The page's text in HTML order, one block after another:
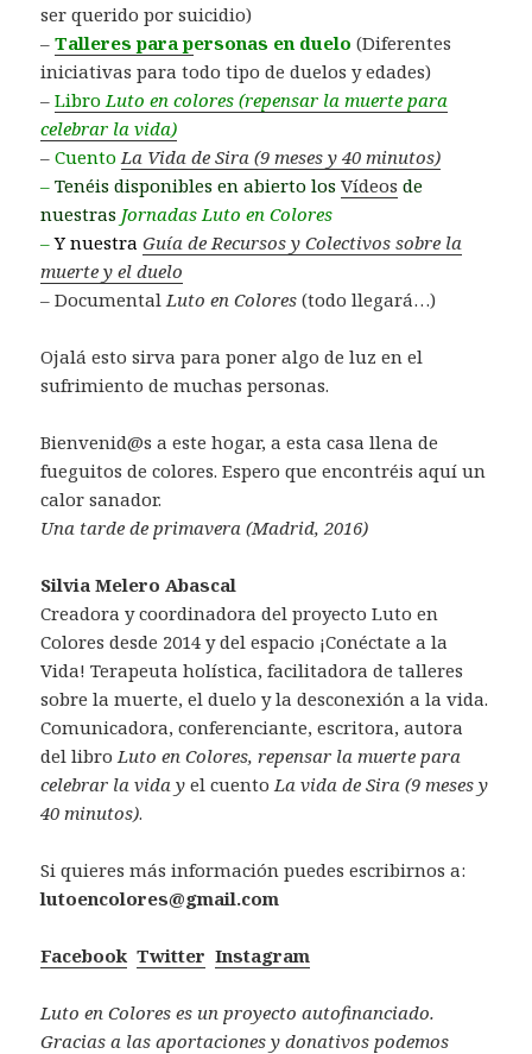
ser querido por suicidio)
–Talleres para personas en duelo(Diferentes
iniciativas para todo tipo de duelos y edades)
–Libro Luto en colores (repensar la muerte para
celebrar la vida)
–Cuento La Vida de Sira (9 meses y 40 minutos)
–Tenéis disponibles en abierto losVídeos de
nuestras Jornadas Luto en Colores
–Y nuestra Guía de Recursos y Colectivos sobre la
muerte y el duelo
– Documental Luto en Colores(todo llegará…)
Ojalá esto sirva para poner algo de luz en el
sufrimiento de muchas personas.
Bienvenid@s a este hogar, a esta casa llena de
fueguitos de colores. Espero que encontréis aquí un
calor sanador.
Una tarde de primavera (Madrid, 2016)
Silvia Melero Abascal
Creadora y coordinadora del proyecto Luto en
Colores desde 2014 y del espacio ¡Conéctate a la
Vida! Terapeuta holística, facilitadora de talleres
sobre la muerte, el duelo y la desconexión a la vida.
Comunicadora, conferenciante, escritora, autora
del libro Luto en Colores, repensar la muerte para
celebrar la vida y el cuento La vida de Sira (9 meses y
40 minutos).
Si quieres más información puedes escribirnos a:
lutoencolores@gmail.com
Facebook Twitter Instagram
Luto en Colores es un proyecto autofinanciado.
Gracias a las aportaciones y donativos podemos